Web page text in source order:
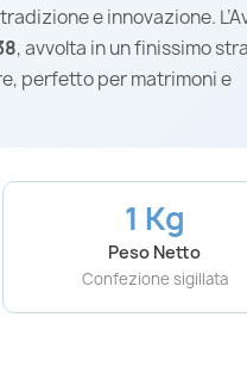
e innovazione.
, avvolta in un finissimo
perfetto per matrimoni e
1 Kg
Peso Netto
Confezione sigillata